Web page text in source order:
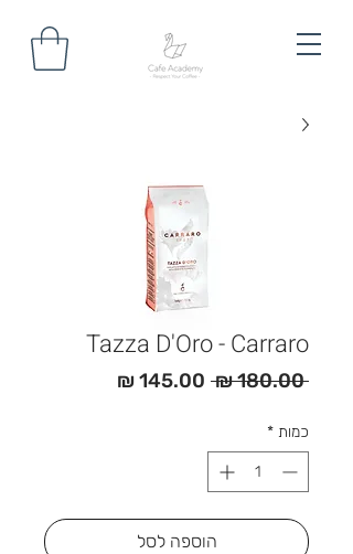
Tazza D'Oro - Carraro
‏180.00 ‏₪
מחיר
כמות *
הוספה לסל